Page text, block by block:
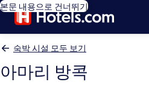
본문 내용으로 건너뛰기
숙박 시설 모두 보기
아마리 방콕